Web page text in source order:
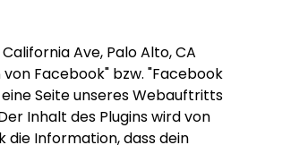
Ave, Palo Alto, CA
Facebook" bzw. "Facebook
eine Seite unseres Webauftritts
Inhalt des Plugins wird von
die Information, dass dein